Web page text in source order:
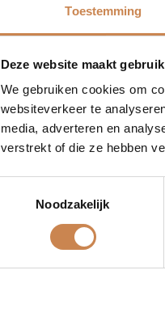
Toestemming
Deze website maakt
We gebruiken cookies om
websiteverkeer te
media, adverteren en
verstrekt of die ze hebben
Noodzakelijk